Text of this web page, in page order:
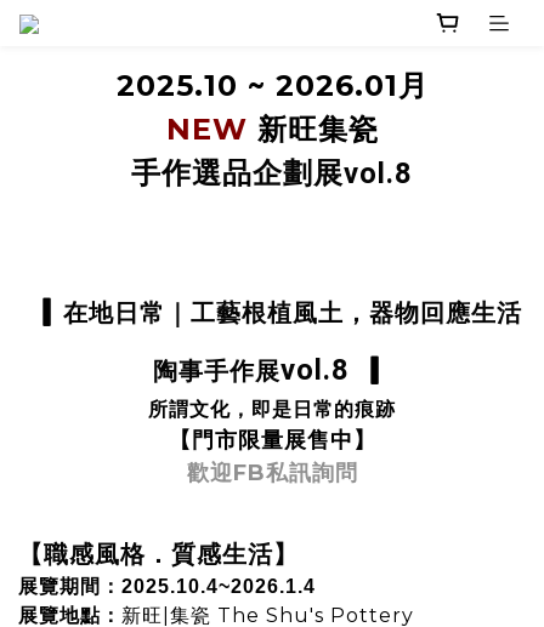
2025.10 ~ 2026.01月
NEW 新旺集瓷
手作選品企劃展vol.8
在地日常｜工藝根植風土，器物回應生活
陶事手作展vol.8
所謂文化，即是日常的痕跡
【門市限量展售中 】
歡迎FB私訊詢問
【職感風格．質感生活】
展覽期間：2025.10.4~2026.1.4
展覽地點： 新旺|集瓷 The Shu's Pottery